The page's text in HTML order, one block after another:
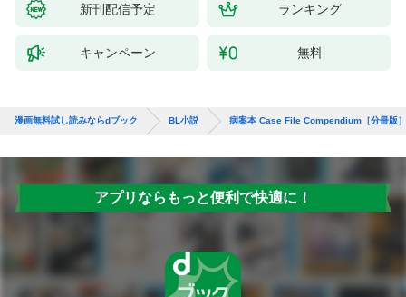
新刊配信予定 ランキング
キャンペーン 無料
漫画無料試し読みならdブック BL小説 病案本 Case File Compendium［分冊版］
アプリならもっと便利で快適に！